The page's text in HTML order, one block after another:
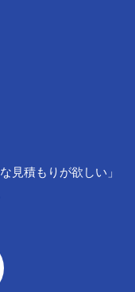
見積もりが欲しい」